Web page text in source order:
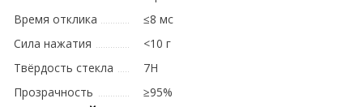
Время отклика
≤8 мс
Сила нажатия
<10 г
Твёрдость стекла
7H
Прозрачность
≥95%